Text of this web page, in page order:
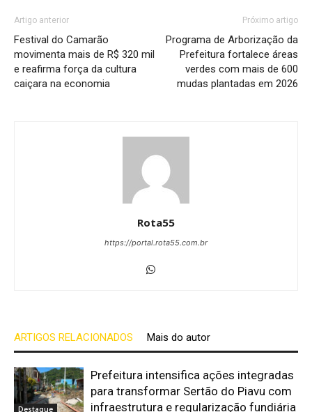
Artigo anterior
Festival do Camarão
movimenta mais de R$ 320 mil
e reafirma força da cultura
caiçara na economia
Próximo artigo
Programa de Arborização da
Prefeitura fortalece áreas
verdes com mais de 600
mudas plantadas em 2026
Rota55
https://portal.rota55.com.br
ARTIGOS RELACIONADOS Mais do autor
Destaque
Prefeitura intensifica ações integradas
para transformar Sertão do Piavu com
infraestrutura e regularização fundiária